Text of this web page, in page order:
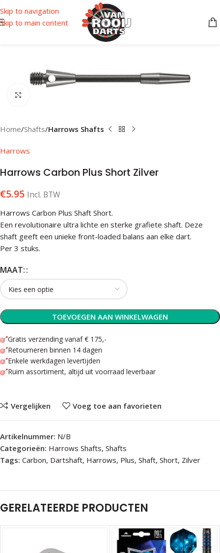
Skip to navigation
Skip to main content
Home Shafts Harrows Shafts
Harrows
Harrows Carbon Plus Short Zilver
€5.95 Incl. BTW
Harrows Carbon Plus Shaft Short.
Een revolutionaire ultra lichte en sterke grafiete shaft. Deze
shaft geeft een unieke front-loaded balans aan elke dart.
Per 3 stuks.
MAAT:
TOEVOEGEN AAN WINKELWAGEN
Gratis verzending vanaf € 175,-
Retourneren binnen 14 dagen
Enkele werkdagen levertijden
Ruim assortiment, altijd uit voorraad leverbaar
Vergelijken Voeg toe aan favorieten
Artikelnummer: N/B
Categorieën: Harrows Shafts, Shafts
Tags: Carbon, Dartshaft, Harrows, Plus, Shaft, Short, Zilver
GERELATEERDE PRODUCTEN